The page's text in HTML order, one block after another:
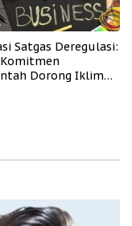
Satgas Deregulasi:
Dorong Iklim